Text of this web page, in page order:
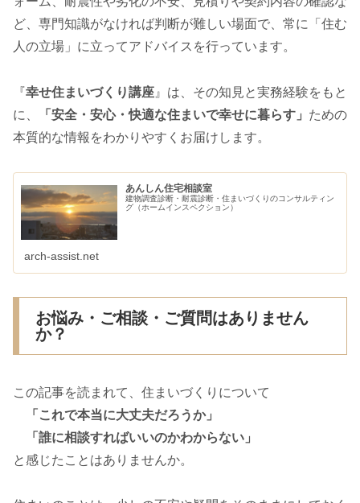
ど、専門知識がなければ判断が難しい場面で、常に「住む
人の立場」に立ってアドバイスを行っています。
『幸せ住まいづくり講座 』は、その知見と実務経験をもと
に、
「安全・安心・快適な住まいで幸せに暮らす」 ための
本質的な情報をわかりやすくお届けします。
あんしん住宅相談室
建物調査診断・耐震診断・住まいづくりのコンサルティン
グ（ホームインスペクション）
arch-assist.net
お悩み・ご相談・ご質問はありません
か？
この記事を読まれて、住まいづくりについて
「これで本当に大丈夫だろうか」
「誰に相談すればいいのかわからない」
と感じたことはありませんか。